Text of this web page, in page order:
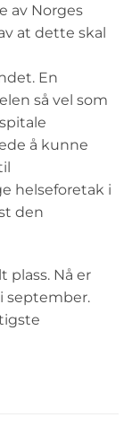
av Norges
at dette skal
En
så vel som
å kunne
helseforetak i
den
plass. Nå er
september.